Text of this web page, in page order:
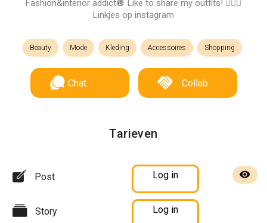
Fashion&interior addict🪩 Like to share my outfits! 🤸🏽‍♀️
Linkjes op instagram
Beauty Mode Kleding Accessoires Shopping
Chat Collab
Tarieven
Post Log in
Story Log in